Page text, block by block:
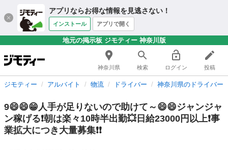
アプリならお得な情報を見逃さない！
インストール アプリで開く
地元の掲示板 ジモティー 神奈川版
神奈川県 検索 ログイン 投稿
ジモティー アルバイト 物流 ドライバー 神奈川県のドライバー
9😄😄😁人手が足りないので助けて～😄😄ジャンジャ
ン稼げる❗️朝は楽々10時半出勤💥日給23000円以上❗️事
業拡大につき大量募集❗️❗️